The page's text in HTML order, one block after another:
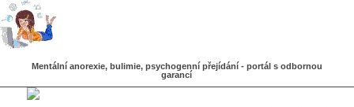
Mentální anorexie, bulimie, psychogenní přejídání - portál s odbornou
garancí